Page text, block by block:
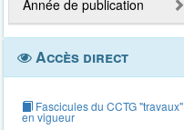
Année de publication
Accès direct
Fascicules du CCTG "travaux"
en vigueur